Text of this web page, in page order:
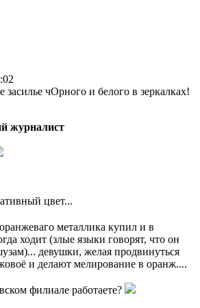
засилье чОрного и белого в зеркалках!
журналист
цвет...
металлика купил и в
ходит (злые языки говорят, что он
девушки, желая продвинуться
и делают мелирование в оранж....
филиале работаете?